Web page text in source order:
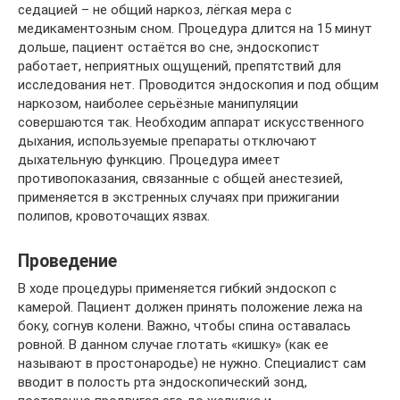
седацией – не общий наркоз, лёгкая мера с
медикаментозным сном. Процедура длится на 15 минут
дольше, пациент остаётся во сне, эндоскопист
работает, неприятных ощущений, препятствий для
исследования нет. Проводится эндоскопия и под общим
наркозом, наиболее серьёзные манипуляции
совершаются так. Необходим аппарат искусственного
дыхания, используемые препараты отключают
дыхательную функцию. Процедура имеет
противопоказания, связанные с общей анестезией,
применяется в экстренных случаях при прижигании
полипов, кровоточащих язвах.
Проведение
В ходе процедуры применяется гибкий эндоскоп с
камерой. Пациент должен принять положение лежа на
боку, согнув колени. Важно, чтобы спина оставалась
ровной. В данном случае глотать «кишку» (как ее
называют в простонародье) не нужно. Специалист сам
вводит в полость рта эндоскопический зонд,